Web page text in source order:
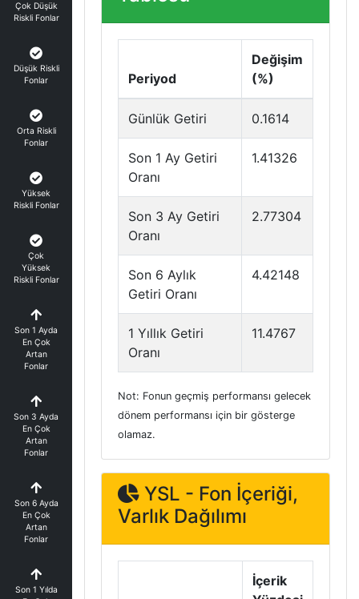
Çok Düşük
Riskli Fonlar
Düşük Riskli
Fonlar
Orta Riskli
Fonlar
Yüksek
Riskli Fonlar
Çok
Yüksek
Riskli Fonlar
Son 1 Ayda
En Çok
Artan
Fonlar
Son 3 Ayda
En Çok
Artan
Fonlar
Son 6 Ayda
En Çok
Artan
Fonlar
Son 1 Yılda
Periyod
Değişim
(%)
Günlük Getiri 0.1614
Son 1 Ay Getiri
Oranı
1.41326
Son 3 Ay Getiri
Oranı
2.77304
Son 6 Aylık
Getiri Oranı
4.42148
1 Yıllık Getiri
Oranı
11.4767
Not: Fonun geçmiş performansı gelecek
dönem performansı için bir gösterge
olamaz.
YSL - Fon İçeriği,
Varlık Dağılımı
İçerik